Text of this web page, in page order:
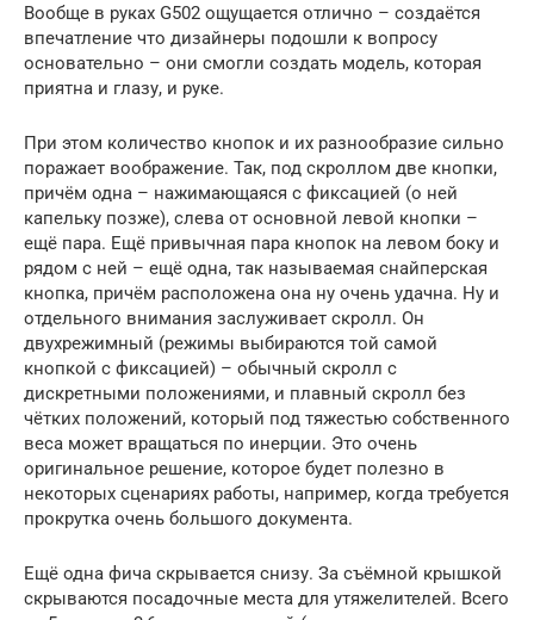
Вообще в руках G502 ощущается отлично – создаётся
впечатление что дизайнеры подошли к вопросу
основательно – они смогли создать модель, которая
приятна и глазу, и руке.
При этом количество кнопок и их разнообразие сильно
поражает воображение. Так, под скроллом две кнопки,
причём одна – нажимающаяся с фиксацией (о ней
капельку позже), слева от основной левой кнопки –
ещё пара. Ещё привычная пара кнопок на левом боку и
рядом с ней – ещё одна, так называемая снайперская
кнопка, причём расположена она ну очень удачна. Ну и
отдельного внимания заслуживает скролл. Он
двухрежимный (режимы выбираются той самой
кнопкой с фиксацией) – обычный скролл с
дискретными положениями, и плавный скролл без
чётких положений, который под тяжестью собственного
веса может вращаться по инерции. Это очень
оригинальное решение, которое будет полезно в
некоторых сценариях работы, например, когда требуется
прокрутка очень большого документа.
Ещё одна фича скрывается снизу. За съёмной крышкой
скрываются посадочные места для утяжелителей. Всего